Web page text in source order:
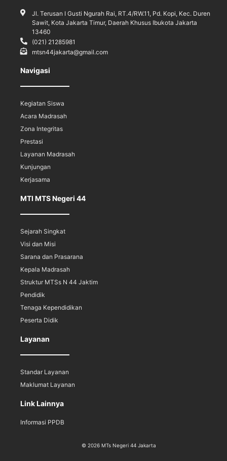
Jl. Terusan I Gusti Ngurah Rai, RT.4/RW.11, Pd. Kopi, Kec. Duren
Sawit, Kota Jakarta Timur, Daerah Khusus Ibukota Jakarta
13460
(021) 21285981
mtsn44jakarta@gmail.com
Navigasi
Kegiatan Siswa
Acara Madrasah
Zona Integritas
Prestasi
Layanan Madrasah
Kunjungan
Kerjasama
MTI MTS Negeri 44
Sejarah Singkat
Visi dan Misi
Sarana dan Prasarana
Kepala Madrasah
Struktur MTSs N 44 Jaktim
Pendidik
Tenaga Kependidikan
Peserta Didik
Layanan
Standar Layanan
Maklumat Layanan
Link Lainnya
Informasi PPDB
© 2026 MTs Negeri 44 Jakarta